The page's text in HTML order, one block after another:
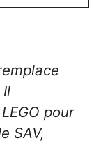
Il
pour
SAV,